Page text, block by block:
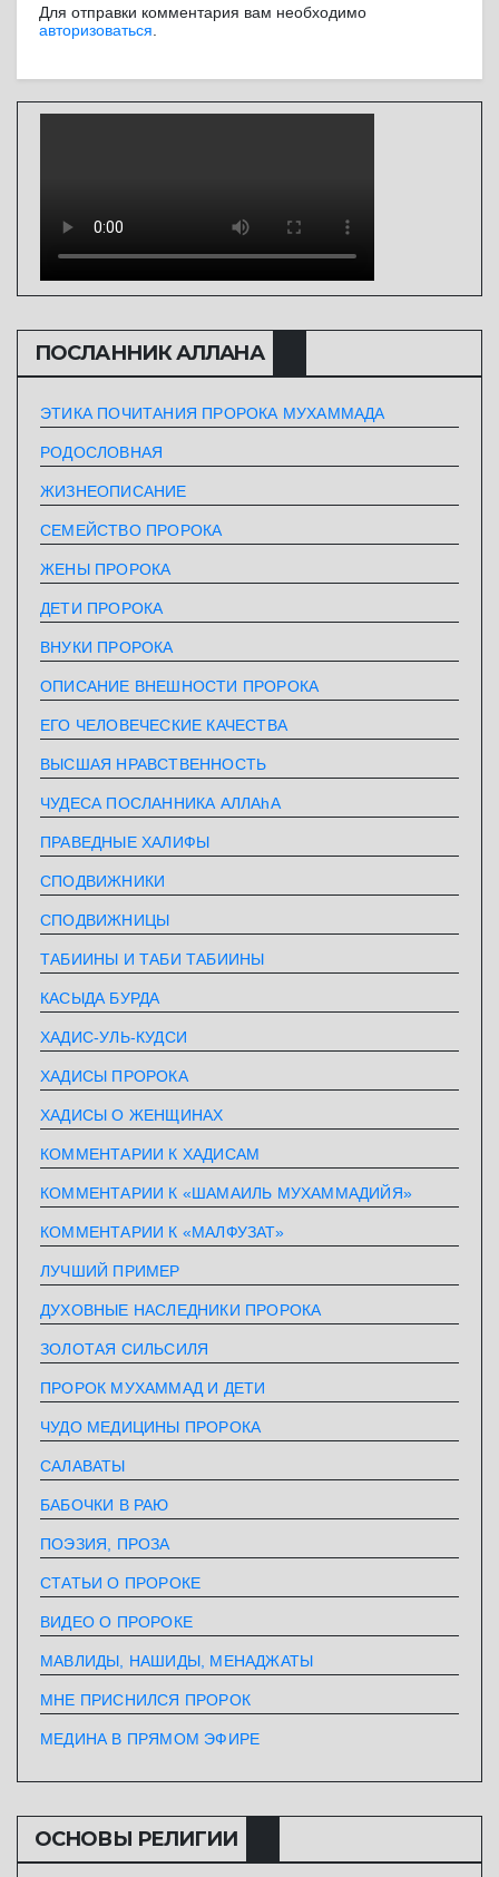
Для отправки комментария вам необходимо
авторизоваться
ПОСЛАННИК АЛЛАHА
ЭТИКА ПОЧИТАНИЯ ПРОРОКА МУХАММАДА
РОДОСЛОВНАЯ
ЖИЗНЕОПИСАНИЕ
СЕМЕЙСТВО ПРОРОКА
ЖЕНЫ ПРОРОКА
ДЕТИ ПРОРОКА
ВНУКИ ПРОРОКА
ОПИСАНИЕ ВНЕШНОСТИ ПРОРОКА
ЕГО ЧЕЛОВЕЧЕСКИЕ КАЧЕСТВА
ВЫСШАЯ НРАВСТВЕННОСТЬ
ЧУДЕСА ПОСЛАННИКА АЛЛАhА
ПРАВЕДНЫЕ ХАЛИФЫ
СПОДВИЖНИКИ
СПОДВИЖНИЦЫ
ТАБИИНЫ И ТАБИ ТАБИИНЫ
КАСЫДА БУРДА
ХАДИС-УЛЬ-КУДСИ
ХАДИСЫ ПРОРОКА
ХАДИСЫ О ЖЕНЩИНАХ
КОММЕНТАРИИ К ХАДИСАМ
КОММЕНТАРИИ К «ШАМАИЛЬ МУХАММАДИЙЯ»
КОММЕНТАРИИ К «МАЛФУЗАТ»
ЛУЧШИЙ ПРИМЕР
ДУХОВНЫЕ НАСЛЕДНИКИ ПРОРОКА
ЗОЛОТАЯ СИЛЬСИЛЯ
ПРОРОК МУХАММАД И ДЕТИ
ЧУДО МЕДИЦИНЫ ПРОРОКА
САЛАВАТЫ
БАБОЧКИ В РАЮ
ПОЭЗИЯ, ПРОЗА
СТАТЬИ О ПРОРОКЕ
ВИДЕО О ПРОРОКЕ
МАВЛИДЫ, НАШИДЫ, МЕНАДЖАТЫ
МНЕ ПРИСНИЛСЯ ПРОРОК
МЕДИНА В ПРЯМОМ ЭФИРЕ
ОСНОВЫ РЕЛИГИИ